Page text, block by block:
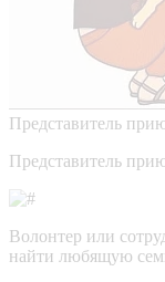
Представитель
Представитель
Волонтер или
найти любящую